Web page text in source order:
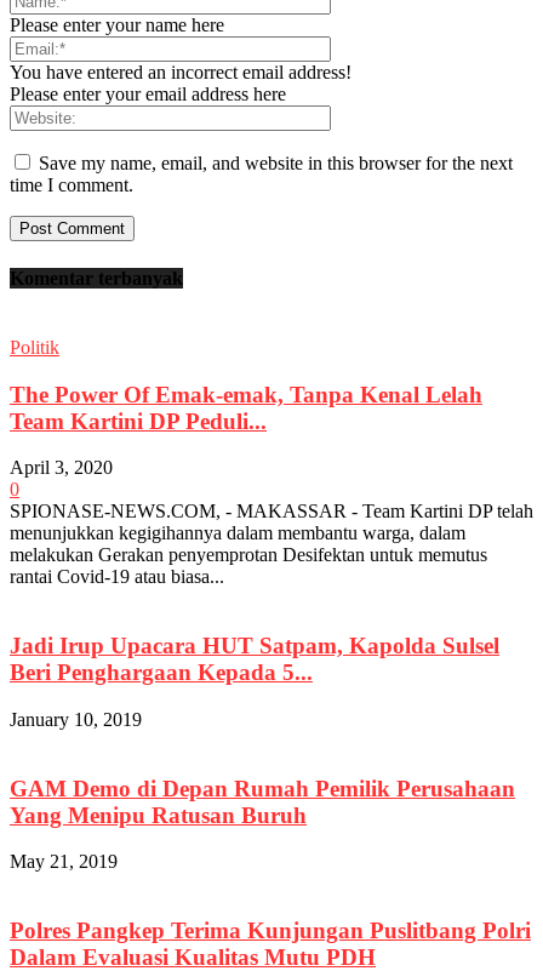
Please enter your name here
You have entered an incorrect email address!
Please enter your email address here
Save my name, email, and website in this browser for the next
time I comment.
Komentar terbanyak
Politik
The Power Of Emak-emak, Tanpa Kenal Lelah
Team Kartini DP Peduli...
April 3, 2020
0
SPIONASE-NEWS.COM, - MAKASSAR - Team Kartini DP telah
menunjukkan kegigihannya dalam membantu warga, dalam
melakukan Gerakan penyemprotan Desifektan untuk memutus
rantai Covid-19 atau biasa...
Jadi Irup Upacara HUT Satpam, Kapolda Sulsel
Beri Penghargaan Kepada 5...
January 10, 2019
GAM Demo di Depan Rumah Pemilik Perusahaan
Yang Menipu Ratusan Buruh
May 21, 2019
Polres Pangkep Terima Kunjungan Puslitbang Polri
Dalam Evaluasi Kualitas Mutu PDH